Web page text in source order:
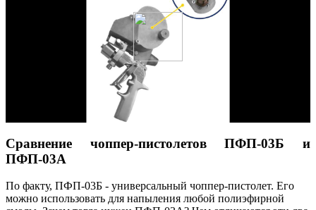
Сравнение чоппер-пистолетов ПФП-03Б и
ПФП-03А
По факту, ПФП-03Б - универсальный чоппер-пистолет. Его
можно использовать для напыления любой полиэфирной